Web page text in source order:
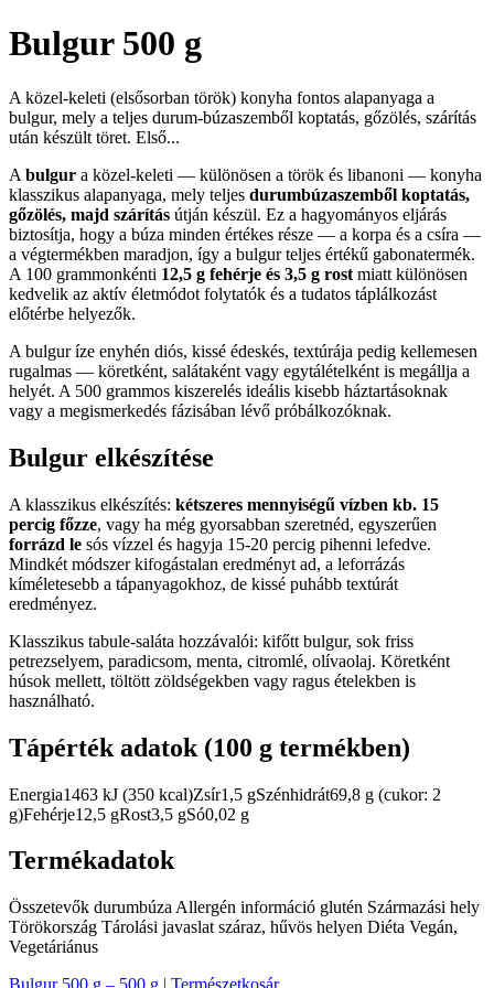
Bulgur 500 g
A közel-keleti (elsősorban török) konyha fontos alapanyaga a
bulgur, mely a teljes durum-búzaszemből koptatás, gőzölés, szárítás
után készült töret. Első...
A bulgur a közel-keleti — különösen a török és libanoni — konyha
klasszikus alapanyaga, mely teljes durumbúzaszemből koptatás,
gőzölés, majd szárítás útján készül. Ez a hagyományos eljárás
biztosítja, hogy a búza minden értékes része — a korpa és a csíra —
a végtermékben maradjon, így a bulgur teljes értékű gabonatermék.
A 100 grammonkénti 12,5 g fehérje és 3,5 g rost miatt különösen
kedvelik az aktív életmódot folytatók és a tudatos táplálkozást
előtérbe helyezők.
A bulgur íze enyhén diós, kissé édeskés, textúrája pedig kellemesen
rugalmas — köretként, salátaként vagy egytálételként is megállja a
helyét. A 500 grammos kiszerelés ideális kisebb háztartásoknak
vagy a megismerkedés fázisában lévő próbálkozóknak.
Bulgur elkészítése
A klasszikus elkészítés: kétszeres mennyiségű vízben kb. 15
percig főzze, vagy ha még gyorsabban szeretnéd, egyszerűen
forrázd le sós vízzel és hagyja 15-20 percig pihenni lefedve.
Mindkét módszer kifogástalan eredményt ad, a leforrázás
kíméletesebb a tápanyagokhoz, de kissé puhább textúrát
eredményez.
Klasszikus tabule-saláta hozzávalói: kifőtt bulgur, sok friss
petrezselyem, paradicsom, menta, citromlé, olívaolaj. Köretként
húsok mellett, töltött zöldségekben vagy ragus ételekben is
használható.
Tápérték adatok (100 g termékben)
Energia1463 kJ (350 kcal)Zsír1,5 gSzénhidrát69,8 g (cukor: 2
g)Fehérje12,5 gRost3,5 gSó0,02 g
Termékadatok
Összetevők durumbúza Allergén információ glutén Származási hely
Törökország Tárolási javaslat száraz, hűvös helyen Diéta Vegán,
Vegetáriánus